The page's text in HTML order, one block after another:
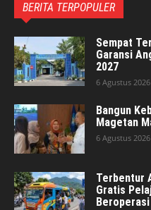
BERITA TERPOPULER
Sempat
Garansi
2027
6 Agustus 2026
Bangun
Magetan
6 Agustus 2026
Terbentur
Gratis
Beroperasi